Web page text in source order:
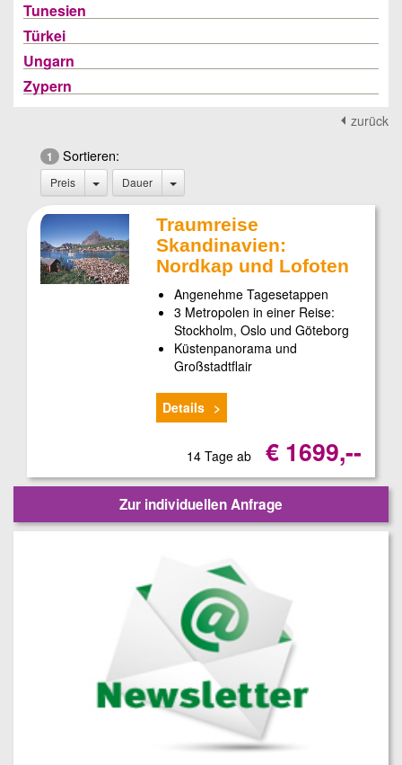
Tunesien
Türkei
Ungarn
Zypern
zurück
1 Sortieren:
Preis Dauer
Traumreise
Skandinavien:
Nordkap und Lofoten
Angenehme Tagesetappen
3 Metropolen in einer Reise:
Stockholm, Oslo und Göteborg
Küstenpanorama und
Großstadtflair
Details
14 Tage ab € 1699,--
Zur individuellen Anfrage